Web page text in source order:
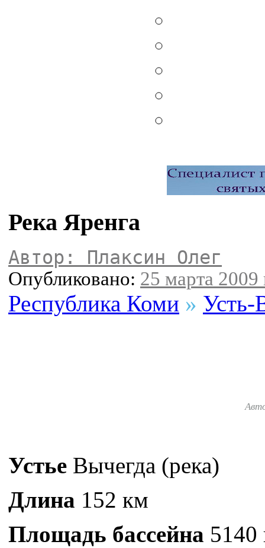
Река Яренга
Автор: Плаксин Олег
Опубликовано: 25 марта 2009
Республика Коми »
Устье Вычегда (река)
Длина 152 км
Площадь бассейна 5140